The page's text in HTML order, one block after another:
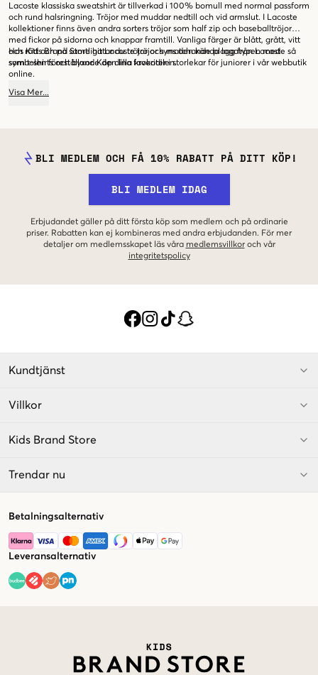
Lacoste klassiska sweatshirt är tillverkad i 100% bomull med normal passform
och rund halsringning. Tröjor med muddar nedtill och vid armslut. I Lacoste
kollektioner finns även andra sorters tröjor som half zip och baseballtröjor
med fickor på sidorna och knappar framtill. Vanliga färger är blått, grått, vitt
och rött och på samtliga Lacoste tröjor syns den kända logotypen med
symbolen föreställande den lilla krokodilen.
Hos Kids Brand Store hittar du tröjor och matchande plagg från Lacoste så
som t-shirts och byxor. Köp dina favoriter i storlekar för juniorer i vår webbutik
online.
Visa Mer...
BLI MEDLEM OCH FÅ 10% RABATT PÅ DITT KÖP!
BLI MEDLEM IDAG
Erbjudandet gäller på ditt första köp som medlem och på ordinarie
priser. Rabatten kan ej kombineras med andra erbjudanden. För mer
detaljer om medlemsskapet läs våra medlemsvillkor och vår
integritetspolicy
Kundtjänst
Villkor
Kids Brand Store
Trendar nu
Betalningsalternativ
Leveransalternativ